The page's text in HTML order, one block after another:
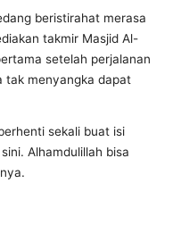
beristirahat merasa
takmir Masjid Al-
setelah perjalanan
tak menyangka dapat
sekali buat isi
Alhamdulillah bisa